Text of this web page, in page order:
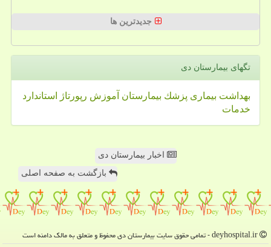
جدیدترین ها
تگهای بیمارستان دی
بهداشت بیماری پزشك بیمارستان آموزش رپورتاژ
استاندارد
خدمات
اخبار بیمارستان دی
بازگشت به صفحه اصلی